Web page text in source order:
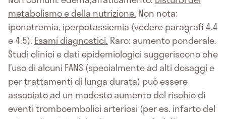
metabolismo e della nutrizione. Non nota:
iponatremia, iperpotassiemia (vedere paragrafi 4.4
e 4.5). Esami diagnostici. Raro: aumento ponderale.
Studi clinici e dati epidemiologici suggeriscono che
l’uso di alcuni FANS (specialmente ad alti dosaggi e
per trattamenti di lunga durata) può essere
associato ad un modesto aumento del rischio di
eventi tromboembolici arteriosi (per es. infarto del